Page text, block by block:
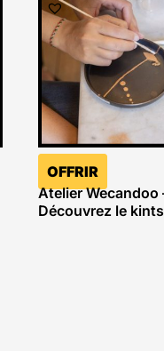
OFFRIR
Atelier Wecandoo
Découvrez le